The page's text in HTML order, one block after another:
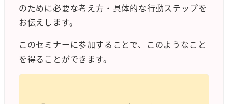
のために必要な考え方・具体的な行動ステップを
お伝えします。
このセミナーに参加することで、このようなこと
を得ることができます。